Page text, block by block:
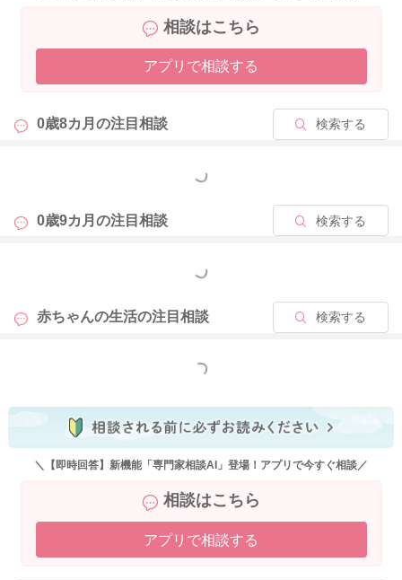
相談はこちら
アプリで相談する
0歳8カ月の注目相談 検索する
もっと見る
0歳9カ月の注目相談 検索する
もっと見る
赤ちゃんの生活の注目相談 検索する
もっと見る
＼【即時回答】新機能「専門家相談AI」登場！アプリで今すぐ相談／
相談はこちら
アプリで相談する